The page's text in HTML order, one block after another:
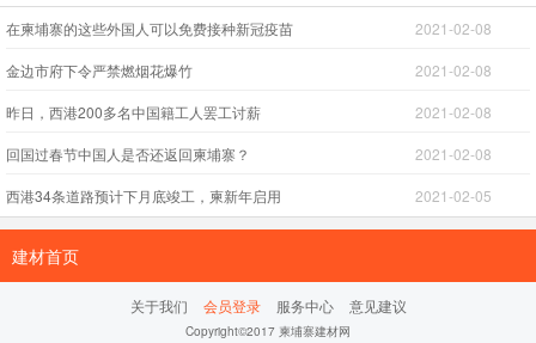
在柬埔寨的这些外国人可以免费接种新冠疫苗 2021-02-08
金边市府下令严禁燃烟花爆竹 2021-02-08
昨日，西港200多名中国籍工人罢工讨薪 2021-02-08
回国过春节中国人是否还返回柬埔寨？ 2021-02-08
西港34条道路预计下月底竣工，柬新年启用 2021-02-05
建材首页
关于我们 会员登录 服务中心 意见建议
Copyright©2017 柬埔寨建材网